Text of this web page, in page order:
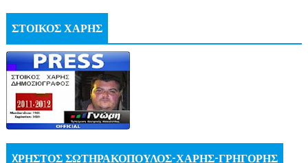
ΣΤΟΙΚΟΣ ΧΑΡΗΣ
XΡΗΣΤΟΣ ΣΩΤΗΡΑΚΟΠΟΥΛΟΣ-ΧΑΡΗΣ-ΓΡΗΓΟΡΗΣ